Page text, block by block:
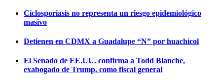
Ciclosporiasis no representa un riesgo epidemiológico
masivo
Detienen en CDMX a Guadalupe “N” por huachicol
El Senado de EE.UU. confirma a Todd Blanche,
exabogado de Trump, como fiscal general